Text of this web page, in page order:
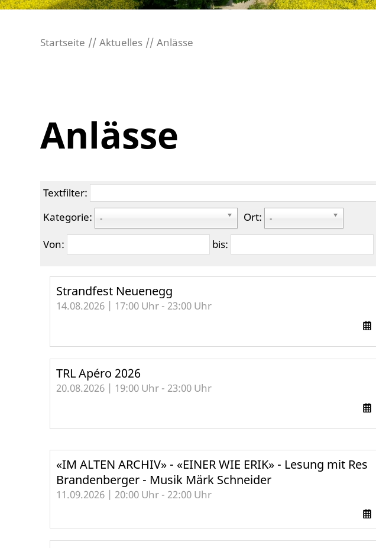
Startseite Aktuelles Anlässe
Anlässe
Textfilter:
Kategorie:
- Ort: -
Von: bis:
Strandfest Neuenegg
14.08.2026 | 17:00 Uhr - 23:00 Uhr
TRL Apéro 2026
20.08.2026 | 19:00 Uhr - 23:00 Uhr
«IM ALTEN ARCHIV» - «EINER WIE ERIK» - Lesung mit Res
Brandenberger - Musik Märk Schneider
11.09.2026 | 20:00 Uhr - 22:00 Uhr